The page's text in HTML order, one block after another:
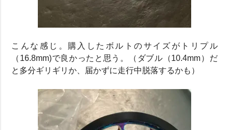
こんな感じ。購入したボルトのサイズがトリプル
（16.8mm)で良かったと思う。（ダブル（10.4mm）だ
と多分ギリギリか、届かずに走行中脱落するかも）